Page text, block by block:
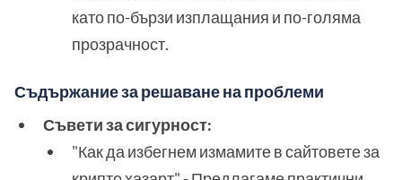
като по-бързи изплащания и по-голяма
прозрачност.
Съдържание за решаване на проблеми
Съвети за сигурност:
"Как да избегнем измамите в сайтовете за